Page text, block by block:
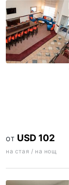
ОТ USD 102
на стая / на нощ